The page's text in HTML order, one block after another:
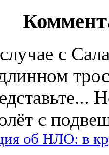
с
с
об НЛО: в